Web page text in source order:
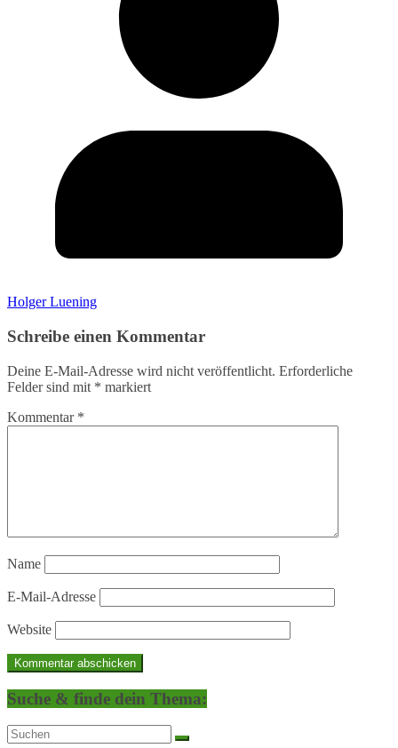
Holger Luening
Schreibe einen Kommentar
Deine E-Mail-Adresse wird nicht veröffentlicht. Erforderliche
Felder sind mit * markiert
Kommentar *
Name
E-Mail-Adresse
Website
Suche & finde dein Thema: